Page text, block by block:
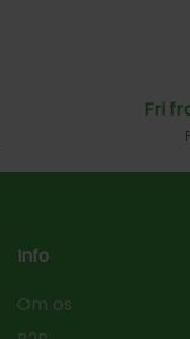
Fri
Info
Om os